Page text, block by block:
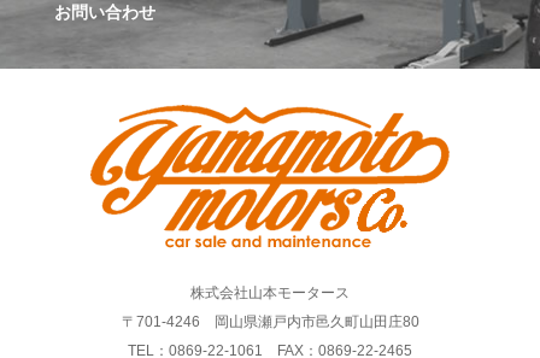
お問い合わせ
株式会社山本モータース
〒701-4246 岡山県瀬戸内市邑久町山田庄80
TEL：0869-22-1061 FAX：0869-22-2465